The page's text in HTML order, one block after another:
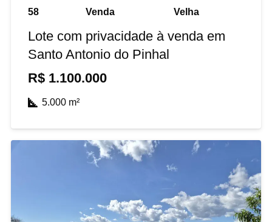
58
Venda
Velha
Lote com privacidade à venda em
Santo Antonio do Pinhal
R$ 1.100.000
5.000m²